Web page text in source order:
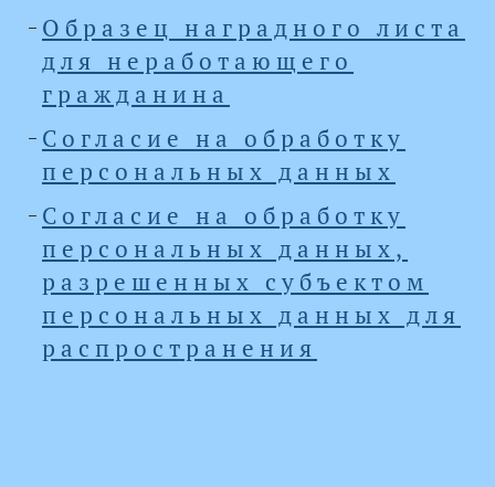
Образец наградного листа
для неработающего
гражданина
Согласие на обработку
персональных данных
Согласие на обработку
персональных данных,
разрешенных субъектом
персональных данных для
распространения